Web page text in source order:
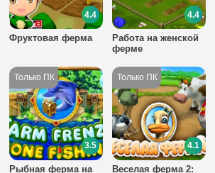
Фруктовая ферма
4.4
Работа на женской
ферме
4.4
Рыбная ферма на
3.5
Веселая ферма 2:
4.1